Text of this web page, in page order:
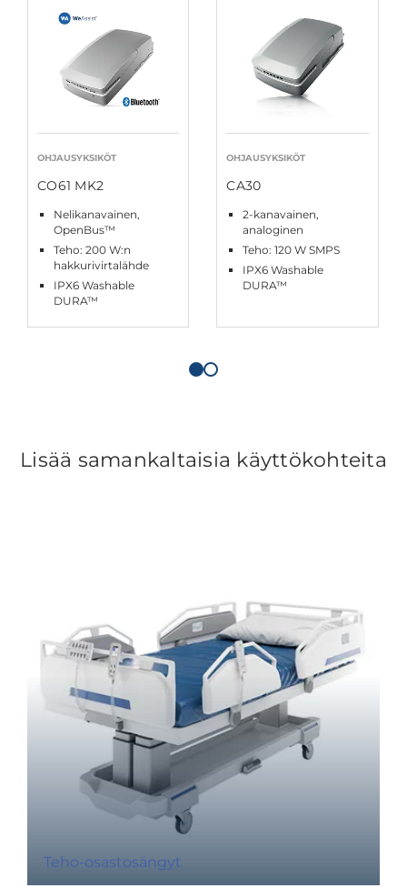
OHJAUSYKSIKÖT
CO61 MK2
Nelikanavainen,
OpenBus™
Teho: 200 W:n
hakkurivirtalähde
IPX6 Washable
DURA™
OHJAUSYKSIKÖT
CA30
2-kanavainen,
analoginen
Teho: 120 W SMPS
IPX6 Washable
DURA™
Lisää samankaltaisia käyttökohteita
Teho-osastosängyt